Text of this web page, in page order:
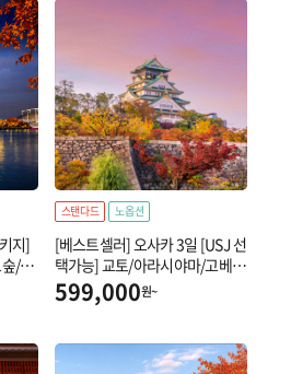
지]
/고
톤
스탠다드 노옵션
[베스트셀러] 오사카 3일 [USJ 선
택가능] 교토/아라시야마/고베/
도톤보리
599,000원~